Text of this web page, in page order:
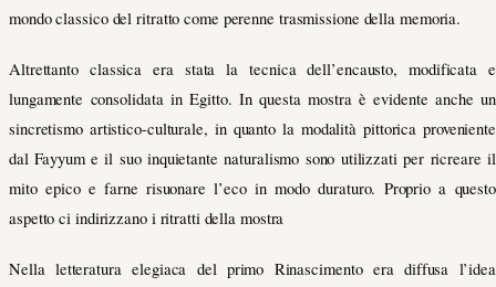
mondo classico del ritratto come perenne trasmissione della memoria.
Altrettanto classica era stata la tecnica dell’encausto, modificata e
lungamente consolidata in Egitto. In questa mostra è evidente anche un
sincretismo artistico-culturale, in quanto la modalità pittorica proveniente
dal Fayyum e il suo inquietante naturalismo sono utilizzati per ricreare il
mito epico e farne risuonare l’eco in modo duraturo. Proprio a questo
aspetto ci indirizzano i ritratti della mostra
Nella letteratura elegiaca del primo Rinascimento era diffusa l’idea